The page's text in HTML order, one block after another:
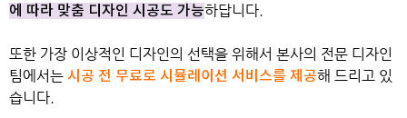
에 따라 맞춤 디자인 시공도 가능하답니다.
또한 가장 이상적인 디자인의 선택을 위해서 본사의 전문 디자인
팀에서는 시공 전 무료로 시뮬레이션 서비스를 제공해 드리고 있
습니다.